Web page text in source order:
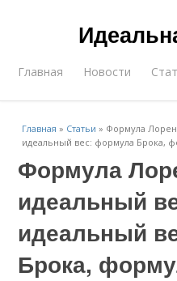
Главная Новости
Главная » Статьи » Формула
идеальный вес: формула Брока,
Формула
идеальный
идеальный
Брока,